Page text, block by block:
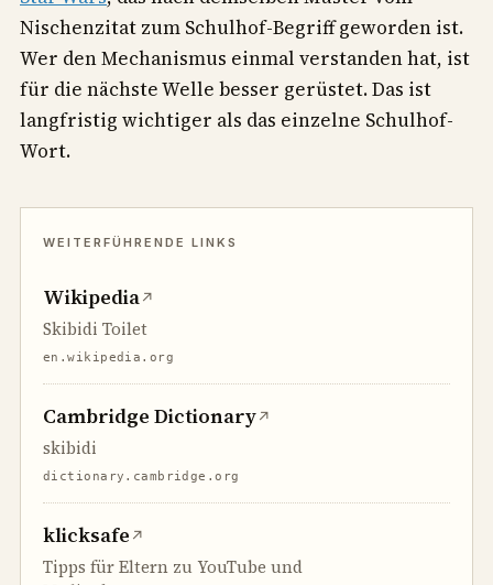
Nischenzitat zum Schulhof-Begriff geworden ist.
Wer den Mechanismus einmal verstanden hat, ist
für die nächste Welle besser gerüstet. Das ist
langfristig wichtiger als das einzelne Schulhof-
Wort.
Wikipedia↗
Skibidi Toilet
en.wikipedia.org
Cambridge Dictionary↗
skibidi
dictionary.cambridge.org
klicksafe ↗
Tipps für Eltern zu YouTube und